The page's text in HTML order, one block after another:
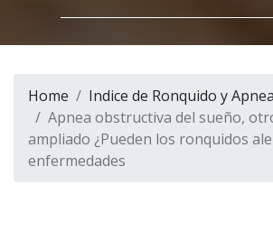
Home
Indice de Ronquido y
Apnea obstructiva del sueño,
ampliado ¿Pueden los ronquidos
enfermedades